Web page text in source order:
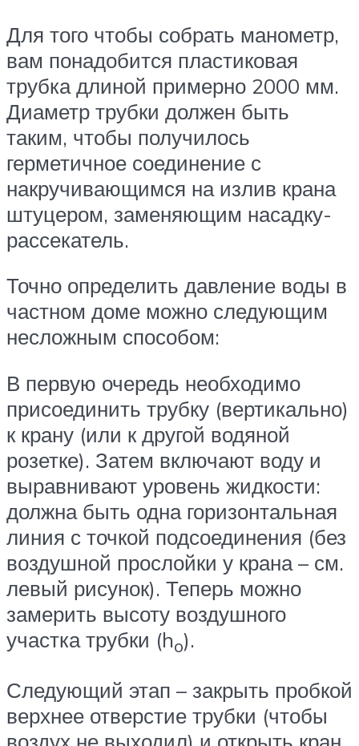
Для того чтобы собрать манометр,
вам понадобится пластиковая
трубка длиной примерно 2000 мм.
Диаметр трубки должен быть
таким, чтобы получилось
герметичное соединение с
накручивающимся на излив крана
штуцером, заменяющим насадку-
рассекатель.
Точно определить давление воды в
частном доме можно следующим
несложным способом:
В первую очередь необходимо
присоединить трубку (вертикально)
к крану (или к другой водяной
розетке). Затем включают воду и
выравнивают уровень жидкости:
должна быть одна горизонтальная
линия с точкой подсоединения (без
воздушной прослойки у крана – см.
левый рисунок). Теперь можно
замерить высоту воздушного
участка трубки (ho).
Следующий этап – закрыть пробкой
верхнее отверстие трубки (чтобы